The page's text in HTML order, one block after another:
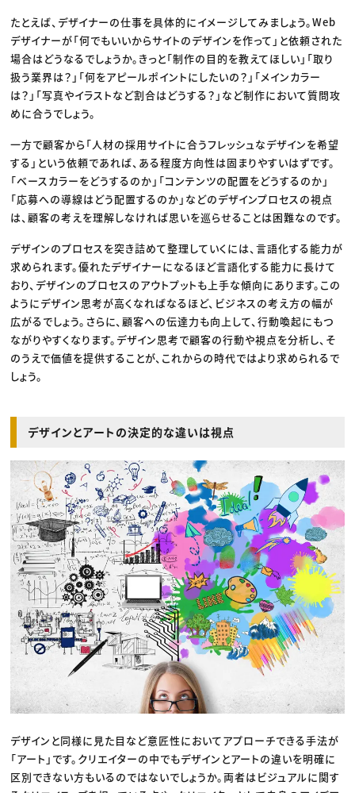
たとえば、デザイナーの仕事を具体的にイメージしてみましょう。Web
デザイナーが「何でもいいからサイトのデザインを作って」と依頼された
場合はどうなるでしょうか。きっと「制作の目的を教えてほしい」「取り
扱う業界は？」「何をアピールポイントにしたいの？」「メインカラー
は？」「写真やイラストなど割合はどうする？」など制作において質問攻
めに合うでしょう。
一方で顧客から「人材の採用サイトに合うフレッシュなデザインを希望
する」という依頼であれば、ある程度方向性は固まりやすいはずです。
「ベースカラーをどうするのか」「コンテンツの配置をどうするのか」
「応募への導線はどう配置するのか」などのデザインプロセスの視点
は、顧客の考えを理解しなければ思いを巡らせることは困難なのです。
デザインのプロセスを突き詰めて整理していくには、言語化する能力が
求められます。優れたデザイナーになるほど言語化する能力に長けて
おり、デザインのプロセスのアウトプットも上手な傾向にあります。この
ようにデザイン思考が高くなればなるほど、ビジネスの考え方の幅が
広がるでしょう。さらに、顧客への伝達力も向上して、行動喚起にもつ
ながりやすくなります。デザイン思考で顧客の行動や視点を分析し、そ
のうえで価値を提供することが、これからの時代ではより求められるで
しょう。
デザインとアートの決定的な違いは視点
デザインと同様に見た目など意匠性においてアプローチできる手法が
「アート」です。クリエイターの中でもデザインとアートの違いを明確に
区別できない方もいるのではないでしょうか。両者はビジュアルに関す